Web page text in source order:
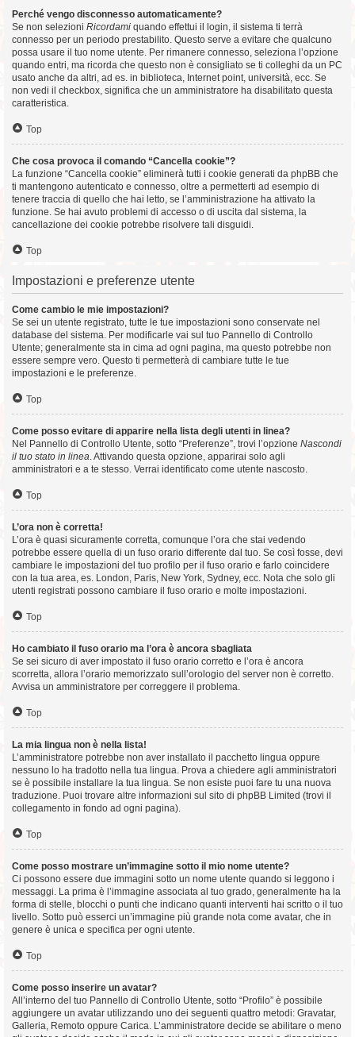
Perché vengo disconnesso automaticamente?
Se non selezioni Ricordami quando effettui il login, il sistema ti terrà
connesso per un periodo prestabilito. Questo serve a evitare che qualcuno
possa usare il tuo nome utente. Per rimanere connesso, seleziona l’opzione
quando entri, ma ricorda che questo non è consigliato se ti colleghi da un PC
usato anche da altri, ad es. in biblioteca, Internet point, università, ecc. Se
non vedi il checkbox, significa che un amministratore ha disabilitato questa
caratteristica.
Top
Che cosa provoca il comando “Cancella cookie”?
La funzione “Cancella cookie” eliminerà tutti i cookie generati da phpBB che
ti mantengono autenticato e connesso, oltre a permetterti ad esempio di
tenere traccia di quello che hai letto, se l’amministrazione ha attivato la
funzione. Se hai avuto problemi di accesso o di uscita dal sistema, la
cancellazione dei cookie potrebbe risolvere tali disguidi.
Top
Impostazioni e preferenze utente
Come cambio le mie impostazioni?
Se sei un utente registrato, tutte le tue impostazioni sono conservate nel
database del sistema. Per modificarle vai sul tuo Pannello di Controllo
Utente; generalmente sta in cima ad ogni pagina, ma questo potrebbe non
essere sempre vero. Questo ti permetterà di cambiare tutte le tue
impostazioni e le preferenze.
Top
Come posso evitare di apparire nella lista degli utenti in linea?
Nel Pannello di Controllo Utente, sotto “Preferenze”, trovi l’opzione Nascondi
il tuo stato in linea . Attivando questa opzione, apparirai solo agli
amministratori e a te stesso. Verrai identificato come utente nascosto.
Top
L’ora non è corretta!
L’ora è quasi sicuramente corretta, comunque l’ora che stai vedendo
potrebbe essere quella di un fuso orario differente dal tuo. Se così fosse, devi
cambiare le impostazioni del tuo profilo per il fuso orario e farlo coincidere
con la tua area, es. London, Paris, New York, Sydney, ecc. Nota che solo gli
utenti registrati possono cambiare il fuso orario e molte impostazioni.
Top
Ho cambiato il fuso orario ma l’ora è ancora sbagliata
Se sei sicuro di aver impostato il fuso orario corretto e l’ora è ancora
scorretta, allora l’orario memorizzato sull’orologio del server non è corretto.
Avvisa un amministratore per correggere il problema.
Top
La mia lingua non è nella lista!
L’amministratore potrebbe non aver installato il pacchetto lingua oppure
nessuno lo ha tradotto nella tua lingua. Prova a chiedere agli amministratori
se è possibile installare la tua lingua. Se non esiste puoi fare tu una nuova
traduzione. Puoi trovare altre informazioni sul sito di phpBB Limited (trovi il
collegamento in fondo ad ogni pagina).
Top
Come posso mostrare un’immagine sotto il mio nome utente?
Ci possono essere due immagini sotto un nome utente quando si leggono i
messaggi. La prima è l’immagine associata al tuo grado, generalmente ha la
forma di stelle, blocchi o punti che indicano quanti interventi hai scritto o il tuo
livello. Sotto può esserci un’immagine più grande nota come avatar, che in
genere è unica e specifica per ogni utente.
Top
Come posso inserire un avatar?
All’interno del tuo Pannello di Controllo Utente, sotto “Profilo” è possibile
aggiungere un avatar utilizzando uno dei seguenti quattro metodi: Gravatar,
Galleria, Remoto oppure Carica. L’amministratore decide se abilitare o meno